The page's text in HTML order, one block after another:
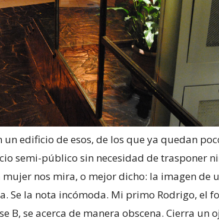
un edificio de esos, de los que ya quedan
semi-público sin necesidad de trasponer
nos mira, o mejor dicho: la imagen de
Se la nota incómoda. Mi primo Rodrigo, el
B, se acerca de manera obscena. Cierra un